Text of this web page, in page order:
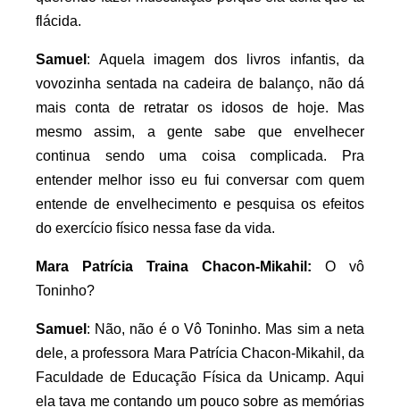
flácida.
Samuel : Aquela imagem dos livros infantis, da
vovozinha sentada na cadeira de balanço, não dá
mais conta de retratar os idosos de hoje. Mas
mesmo assim, a gente sabe que envelhecer
continua sendo uma coisa complicada. Pra
entender melhor isso eu fui conversar com quem
entende de envelhecimento e pesquisa os efeitos
do exercício físico nessa fase da vida.
Mara Patrícia Traina Chacon-Mikahil: O vô
Toninho?
Samuel : Não, não é o Vô Toninho. Mas sim a neta
dele, a professora Mara Patrícia Chacon-Mikahil, da
Faculdade de Educação Física da Unicamp. Aqui
ela tava me contando um pouco sobre as memórias